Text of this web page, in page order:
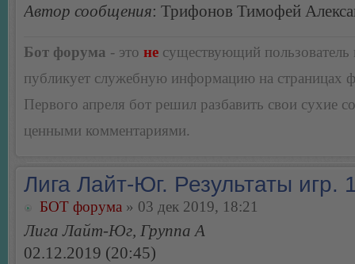
Автор сообщения: Трифонов Тимофей
Бот форума - это не существующий пользователь
публикует служебную информацию на страницах
Первого апреля бот решил разбавить свои сухие
ценными комментариями.
Лига Лайт-Юг. Результаты игр.
БОТ форума » 03 дек 2019, 18:21
Лига Лайт-Юг, Группа А
02.12.2019 (20:45)